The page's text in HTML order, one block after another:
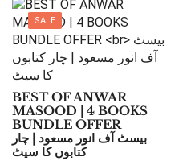
SALE
BEST OF ANWAR
MASOOD | 4 BOOKS
BUNDLE OFFER
بیسٹ آف انور مسعود | چار
کتابوں کا سیٹ